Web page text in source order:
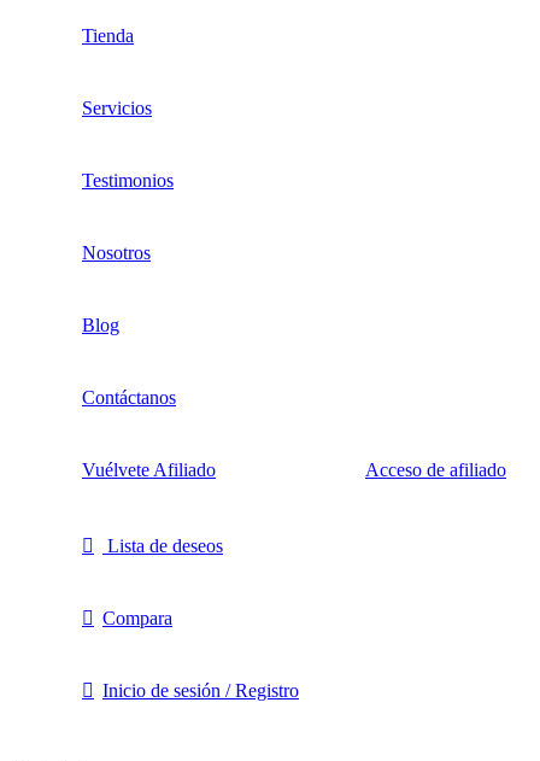
Tienda
Servicios
Testimonios
Nosotros
Blog
Contáctanos
Vuélvete Afiliado Acceso de afiliado
Lista de deseos
Compara
Inicio de sesión / Registro